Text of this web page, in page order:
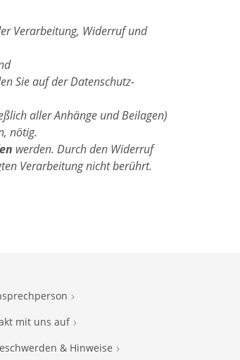
Verarbeitung, Widerruf und
Sie auf der Datenschutz-
aller Anhänge und Beilagen)
nötig.
werden. Durch den Widerruf
Verarbeitung nicht berührt.
mit uns auf
& Hinweise